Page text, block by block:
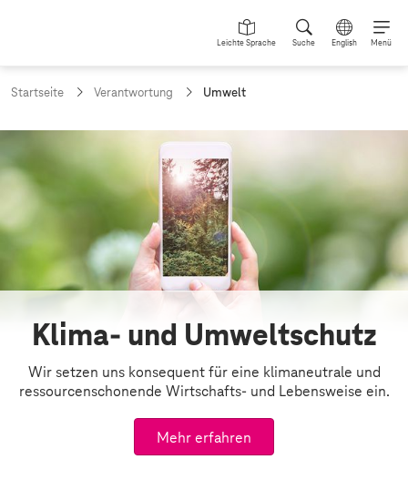
Leichte Sprache Suche English Menü
Startseite Verantwortung
a
u
e
l
l
e
S
e
i
t
e
Umwelt
m
e
l
Klima- und Umweltschutz
Wir setzen uns konsequent für eine klimaneutrale und
ressourcenschonende Wirtschafts- und Lebensweise ein.
Mehr erfahren